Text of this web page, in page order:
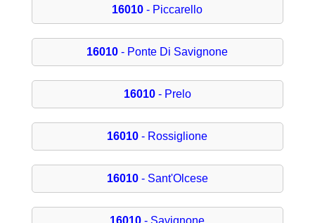
16010 - Piccarello
16010 - Ponte Di Savignone
16010- Prelo
16010 - Rossiglione
16010- Sant'Olcese